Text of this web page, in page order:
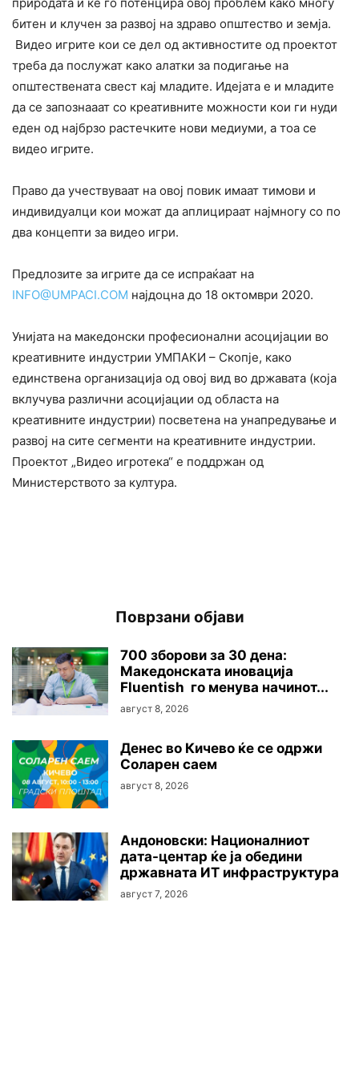
битен и клучен за развој нa здраво општество и земја.
Видео игрите кои се дел од активностите од проектот
треба да послужат како алатки за подигање на
општествената свест кај младите. Идејата е и младите
да се запознааат со креативните можности кои ги нуди
еден од најбрзо растечките нови медиуми, а тоа се
видео игрите.
Право да учествуваат на овој повик имаат тимови и
индивидуалци кои можат да аплицираат најмногу со по
два концепти за видео игри.
Предлозите за игрите да се испраќаат на
INFO@UMPACI.COM најдоцна до 18 октомври 2020.
Унијата на македонски професионални асоцијации во
креативните индустрии УМПАКИ – Скопје, како
единствена организација од овој вид во државата (која
вклучува различни асоцијации од областа на
креативните индустрии) посветена на унапредување и
развој на сите сегменти на креативните индустрии.
Проектот „Видео игротека“ е поддржан од
Министерството за култура.
Поврзани објави
700 зборови за 30 дена:
Македонската иновација
Fluentish го менува начинот...
август 8, 2026
Денес во Кичево ќе се одржи
Соларен саем
август 8, 2026
Андоновски: Националниот
дата-центар ќе ја обедини
државната ИТ инфраструктура
август 7, 2026